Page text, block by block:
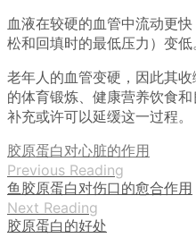
血液在较硬的血管中流动更
松和回填时的最低压力）变低
老年人的血管变硬，因此其
的体育锻炼、健康营养饮食
补充或许可以延缓这一过程。
胶原蛋白对心脏的作用
Previous Reading
鱼胶原蛋白对伤口的愈合作用
Next Reading
胶原蛋白的好处